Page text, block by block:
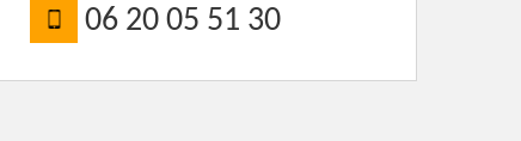
06 20 05 51 30